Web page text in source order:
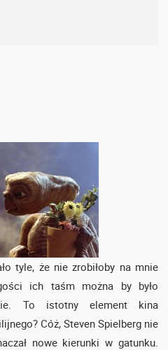
tyle, że nie zrobiłoby na mnie
ich taśm można by było
To istotny element kina
Cóż, Steven Spielberg nie
nowe kierunki w gatunku.